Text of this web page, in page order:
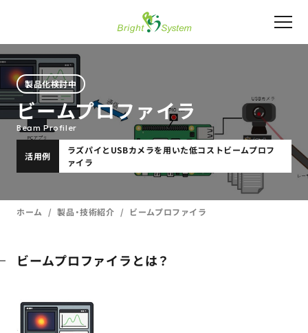
製品化検討中
ビームプロファイラ
Beam Profiler
活用例
ラズパイとUSBカメラを用いた低コストビームプロフ
ァイラ
ホーム 製品・技術紹介 ビームプロファイラ
ビームプロファイラとは？